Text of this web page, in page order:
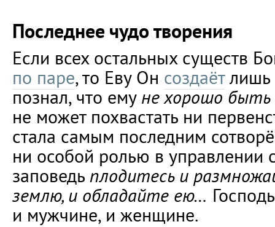
Последнее чудо творения
Если всех остальных существ
по паре, то Еву Он создаётлишь
познал, что ему не хорошо быть
не может похвастать ни
стала самым последним
ни особой ролью в
заповедь плодитесь и
землю, и обладайте ею…
и мужчине, и женщине.